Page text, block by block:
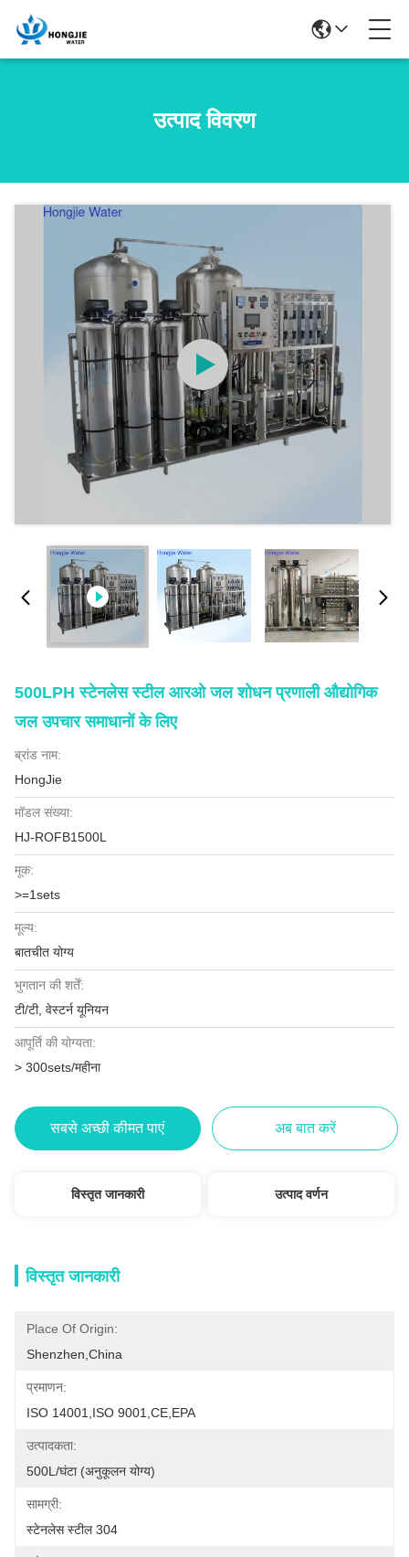
उत्पाद विवरण
500LPH स्टेनलेस स्टील आरओ जल शोधन प्रणाली औद्योगिक
जल उपचार समाधानों के लिए
ब्रांड नाम:
HongJie
मॉडल संख्या:
HJ-ROFB1500L
मूक:
>=1sets
मूल्य:
बातचीत योग्य
भुगतान की शर्तें:
टी/टी, वेस्टर्न यूनियन
आपूर्ति की योग्यता:
> 300sets/महीना
सबसे अच्छी कीमत पाएं अब बात करें
विस्तृत जानकारी उत्पाद वर्णन
विस्तृत जानकारी
Place Of Origin:
Shenzhen,China
प्रमाणन:
ISO 14001,ISO 9001,CE,EPA
उत्पादकता:
500L/घंटा (अनुकूलन योग्य)
सामग्री:
स्टेनलेस स्टील 304